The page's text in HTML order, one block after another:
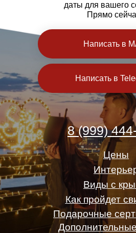
даты для вашего
Прямо
Написать в
Написать в
8 (999)
Подарочные
Виды с
Цены
Как пройдет